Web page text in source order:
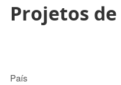
Projetos de
País